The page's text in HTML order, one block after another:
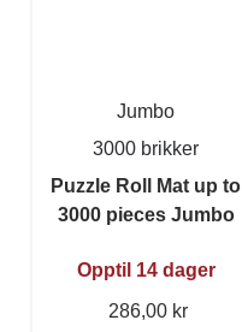
Jumbo
3000 brikker
Puzzle Roll Mat up to
3000 pieces Jumbo
Opptil 14 dager
286,00 kr